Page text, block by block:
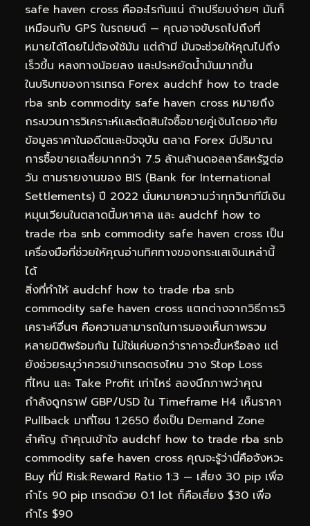
safe haven cross คืออะไรกันแน่ ถ้าเปรียบง่ายๆ มันก็
เหมือนกับ GPS ในรถยนต์ — คุณอาจขับรถไปถึงที่
หมายได้โดยไม่ต้องใช้มัน แต่ถ้ามี มันจะช่วยให้คุณไปถึง
เร็วขึ้น หลงทางน้อยลง และประหยัดน้ำมันมากขึ้น
ในบริบทของการเทรด Forex audchf how to trade
rba snb commodity safe haven cross หมายถึง
กระบวนการวิเคราะห์และตัดสินใจซื้อขายคู่เงินโดยอาศัย
ข้อมูลราคาในอดีตและปัจจุบัน ตลาด Forex มีปริมาณ
การซื้อขายเฉลี่ยมากกว่า 7.5 ล้านล้านดอลลาร์สหรัฐต่อ
วัน ตามรายงานของ BIS (Bank for International
Settlements) ปี 2022 นั่นหมายความว่าทุกวินาทีมีเงิน
หมุนเวียนในตลาดนี้มหาศาล และ audchf how to
trade rba snb commodity safe haven cross เป็น
เครื่องมือที่ช่วยให้คุณอ่านทิศทางของกระแสเงินเหล่านี้
ได้
สิ่งที่ทำให้ audchf how to trade rba snb
commodity safe haven cross แตกต่างจากวิธีการวิ
เคราะห์อื่นๆ คือความสามารถในการมองเห็นภาพรวม
หลายมิติพร้อมกัน ไม่ใช่แค่บอกว่าราคาจะขึ้นหรือลง แต่
ยังช่วยระบุว่าควรเข้าเทรดตรงไหน วาง Stop Loss
ที่ไหน และ Take Profit เท่าไหร่ ลองนึกภาพว่าคุณ
กำลังดูกราฟ GBP/USD ใน Timeframe H4 เห็นราคา
Pullback มาที่โซน 1.2650 ซึ่งเป็น Demand Zone
สำคัญ ถ้าคุณเข้าใจ audchf how to trade rba snb
commodity safe haven cross คุณจะรู้ว่านี่คือจังหวะ
Buy ที่มี Risk:Reward Ratio 1:3 — เสี่ยง 30 pip เพื่อ
กำไร 90 pip เทรดด้วย 0.1 lot ก็คือเสี่ยง $30 เพื่อ
กำไร $90